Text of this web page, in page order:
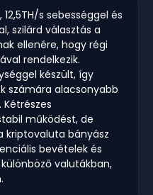
s sebességgel és
szilárd választás a
ellenére, hogy régi
rendelkezik.
készült, így
számára alacsonyabb
működést, de
kriptovaluta bányász
bevételek és
valutákban,